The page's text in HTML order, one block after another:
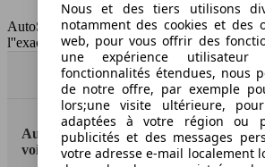
HSN/TSN
n.c./n.c.
AutoScout24 France SAS décline toute
l''exactitude des indications fournies.
AutoScout24: la plus grande plateforme
voitures en Europe
Nous et des tiers utilisons
notamment des cookies et
web, pour vous offrir des
une expérience
fonctionnalités étendues, nous
de notre offre, par exemple
lors;une visite ultérieure,
adaptées à votre région ou
publicités et des messages
votre adresse e-mail localement